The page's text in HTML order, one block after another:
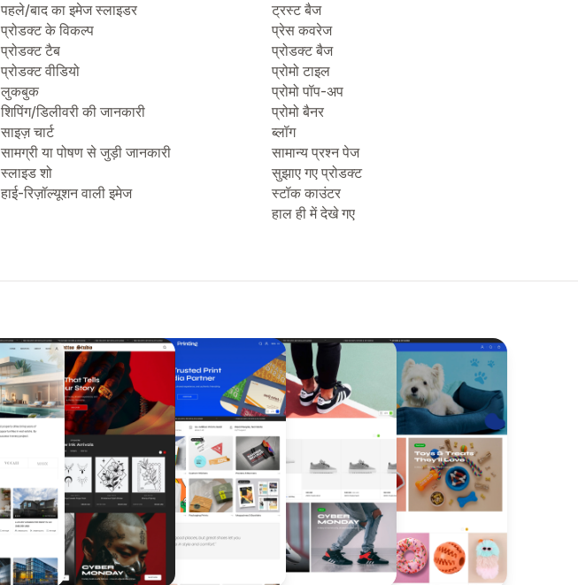
पहले/बाद का इमेज स्लाइडर
प्रोडक्ट के विकल्प
प्रोडक्ट टैब
प्रोडक्ट वीडियो
लुकबुक
शिपिंग/डिलीवरी की जानकारी
साइज़ चार्ट
सामग्री या पोषण से जुड़ी जानकारी
स्लाइड शो
हाई-रिज़ॉल्यूशन वाली इमेज
ट्रस्ट बैज
प्रेस कवरेज
प्रोडक्ट बैज
प्रोमो टाइल
प्रोमो पॉप-अप
प्रोमो बैनर
ब्लॉग
सामान्य प्रश्न पेज
सुझाए गए प्रोडक्ट
स्टॉक काउंटर
हाल ही में देखे गए